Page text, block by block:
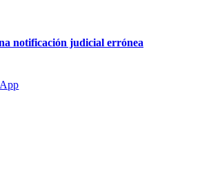
notificación judicial errónea